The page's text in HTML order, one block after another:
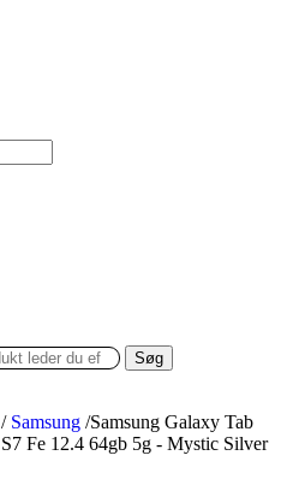
Søg
/ Samsung /Samsung Galaxy Tab
S7 Fe 12.4 64gb 5g - Mystic Silver